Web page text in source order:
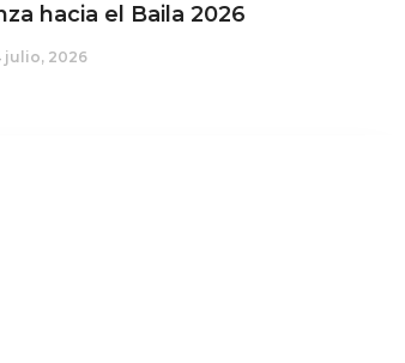
hacia el Baila 2026
julio, 2026